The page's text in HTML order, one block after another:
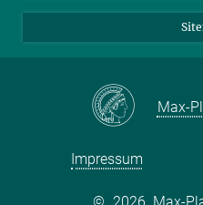
Max-
Impressum